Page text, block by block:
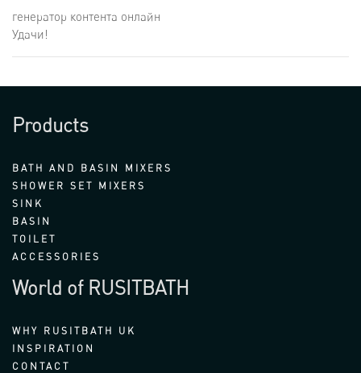
генератор контента онлайн
Удачи!
Products
BATH AND BASIN MIXERS
SHOWER SET MIXERS
SINK
BASIN
TOILET
ACCESSORIES
World of RUSITBATH
WHY RUSITBATH UK
INSPIRATION
CONTACT